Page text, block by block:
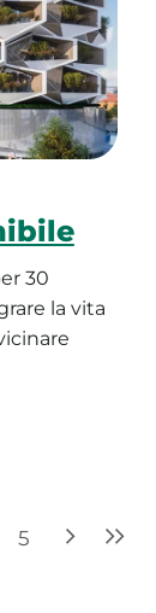
30
la vita
5